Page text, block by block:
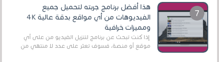
هذا أفضل برنامج جربته لتحميل جميع
الفيديوهات من أي مواقع بدقة عالية 4K
ومميزات خرافية
إذا كنت تبحث عن برنامج لتنزيل الفيديو من على أي
موقع أو منصة، فسوف تعثر على عدد لا منتهي من